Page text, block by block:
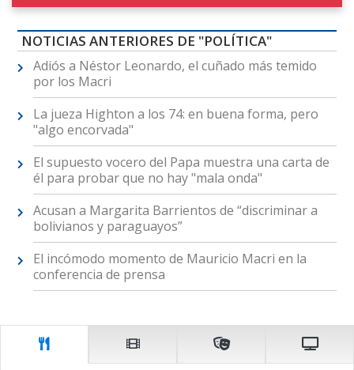
NOTICIAS ANTERIORES DE "POLÍTICA"
Adiós a Néstor Leonardo, el cuñado más temido
por los Macri
La jueza Highton a los 74: en buena forma, pero
"algo encorvada"
El supuesto vocero del Papa muestra una carta de
él para probar que no hay "mala onda"
Acusan a Margarita Barrientos de “discriminar a
bolivianos y paraguayos”
El incómodo momento de Mauricio Macri en la
conferencia de prensa